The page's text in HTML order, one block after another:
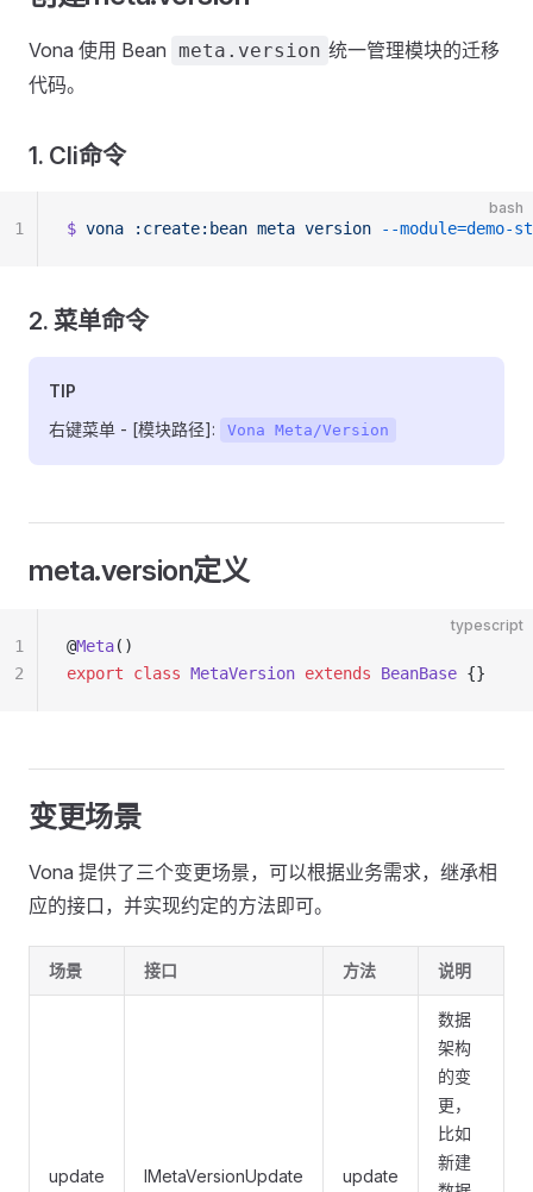
Vona 使用 Bean meta.version 统一管理模块的迁移
代码。
1. Cli命令
bash
$ vona :create:bean meta version --module=demo-
1
2. 菜单命令
TIP
右键菜单 - [模块路径]:
Vona Meta/Version
meta.version定义
typescript
@Meta()
export class MetaVersion extends BeanBase {}
1
2
变更场景
Vona 提供了三个变更场景，可以根据业务需求，继承相
应的接口，并实现约定的方法即可。
场景 接口 方法 说明
update IMetaVersionUpdate update
数据
架构
的变
更，
比如
新建